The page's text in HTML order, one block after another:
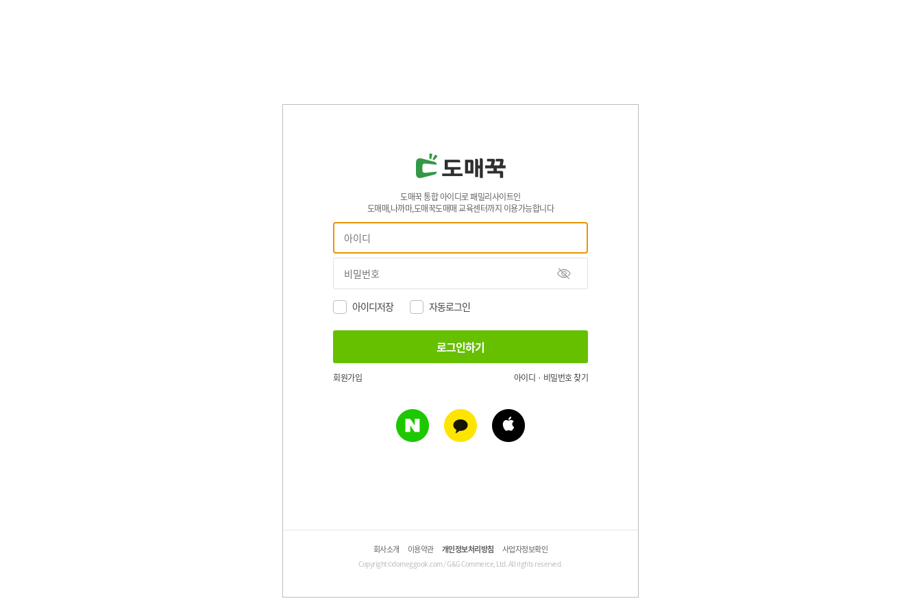
도매꾹 통합 아이디로 패밀리사이트인
도매매,나까마,도매꾹도매매 교육센터까지 이용가능합니다
아이디저장 자동로그인
회원가입 아이디 · 비밀번호 찾기
회사소개 이용약관 개인정보처리방침 사업자정보확인
Copyright©domeggook.com / G&G Commerce, Ltd. All rights reserved.